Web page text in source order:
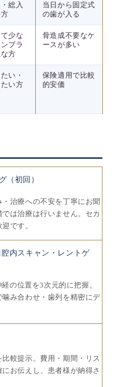
総入
当日から固定式
の歯が入る
少な
プラ
方
骨造成不要なケ
ースが多い
い・
い方
保険適用で比較
的安価
（初回）
治療への不安を丁寧にお聞
は治療は行いません。セカ
です。
内スキャン・レントゲ
の位置を3次元的に把握。
噛み合わせ・歯列を精密にデ
較提示。費用・期間・リス
お伝えし、患者様が納得さ